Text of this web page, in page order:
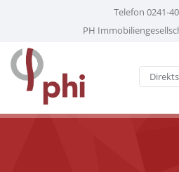
Telefon 0241-
PH